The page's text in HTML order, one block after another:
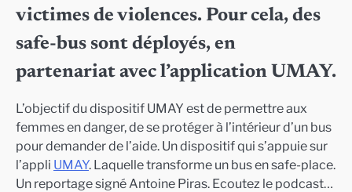
victimes de violences. Pour cela, des
safe-bus sont déployés, en
partenariat avec l’application UMAY.
L’objectif du dispositif UMAY est de permettre aux
femmes en danger, de se protéger à l’intérieur d’un bus
pour demander de l’aide. Un dispositif qui s’appuie sur
l’appli UMAY. Laquelle transforme un bus en safe-place.
Un reportage signé Antoine Piras. Ecoutez le podcast…